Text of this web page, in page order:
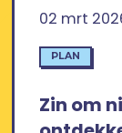
02 mrt
PLAN
Zin om